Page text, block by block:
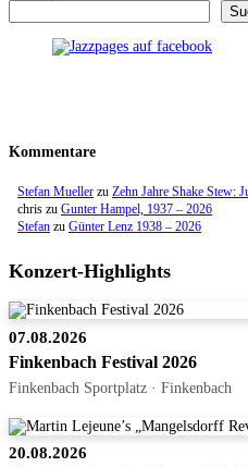
Kommentare
Stefan Mueller zu Zehn Jahre Shake Stew:
chris zu Gunter Hampel, 1937 – 2026
Stefan zu Günter Lenz 1938 – 2026
Konzert-Highlights
07.08.2026
Finkenbach Festival 2026
Finkenbach Sportplatz · Finkenbach
20.08.2026